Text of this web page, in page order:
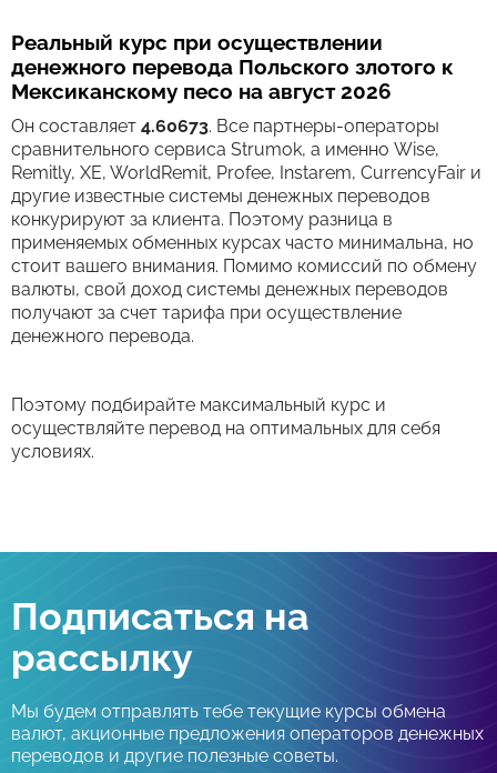
Реальный курс при осуществлении
денежного перевода Польского злотого к
Мексиканскому песо на август 2026
Он составляет 4.60673. Все партнеры-операторы
сравнительного сервиса Strumok, а именно Wise,
Remitly, XE, WorldRemit, Profee, Instarem, CurrencyFair и
другие известные системы денежных переводов
конкурируют за клиента. Поэтому разница в
применяемых обменных курсах часто минимальна, но
стоит вашего внимания. Помимо комиссий по обмену
валюты, свой доход системы денежных переводов
получают за счет тарифа при осуществление
денежного перевода.
Поэтому подбирайте максимальный курс и
осуществляйте перевод на оптимальных для себя
условиях.
Подписаться на
рассылку
Мы будем отправлять тебе текущие курсы обмена
валют, акционные предложения операторов денежных
переводов и другие полезные советы.